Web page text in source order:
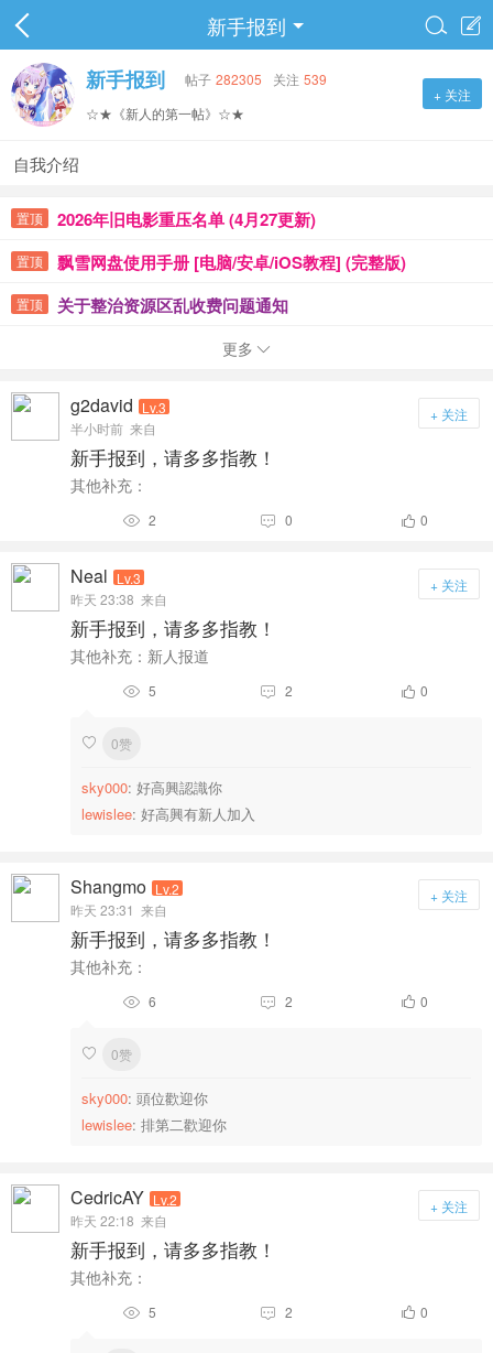
新手报到 

新手报到 帖子 282305 关注 539
☆★《新人的第一帖》☆★
+ 关注
自我介绍
置顶 2026年旧电影重压名单 (4月27更新)
置顶 飘雪网盘使用手册 [电脑/安卓/iOS教程] (完整版)
置顶 关于整治资源区乱收费问题通知
严厉打击淘宝倒卖本论坛资源行为 (举报有奖)
置顶 2023新修订--积分及雪点获得方法
[会员必看]粤梦缘的简介、版区导航与版规介绍
更多 
g2david Lv.3
半小时前 来自
+ 关注
新手报到，请多多指教！
其他补充：
 2  0  0
Neal Lv.3
昨天 23:38 来自
+ 关注
新手报到，请多多指教！
其他补充：新人报道
 5  2  0
 0赞
sky000: 好高興認識你
lewislee: 好高興有新人加入
Shangmo Lv.2
昨天 23:31 来自
+ 关注
新手报到，请多多指教！
其他补充：
 6  2  0
 0赞
sky000: 頭位歡迎你
lewislee: 排第二歡迎你
CedricAY Lv.2
昨天 22:18 来自
+ 关注
新手报到，请多多指教！
其他补充：
 5  2  0